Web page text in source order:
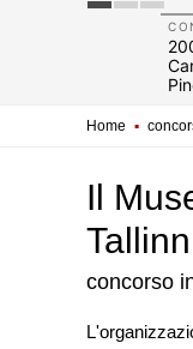
Home ▪
Il
Tallinn
concorso
Un nuovo